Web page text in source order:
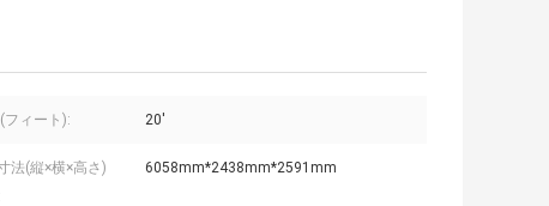
フィート): 20'
法(縦×横×高さ)
6058mm*2438mm*2591mm